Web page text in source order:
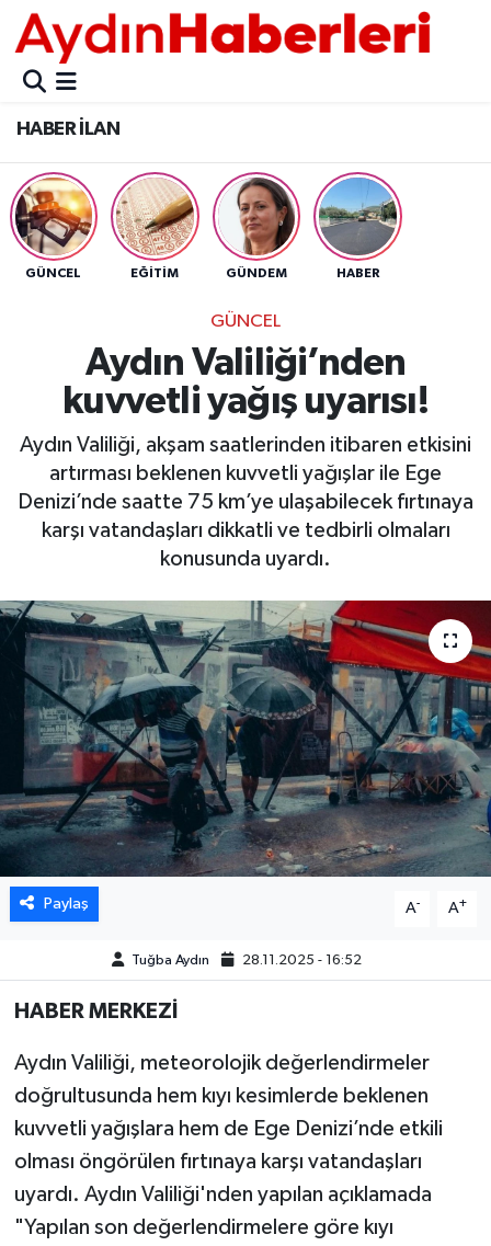
HABER İLAN
GÜNCEL EĞİTİM GÜNDEM HABER
GÜNCEL
Aydın Valiliği’nden
kuvvetli yağış uyarısı!
Aydın Valiliği, akşam saatlerinden itibaren etkisini
artırması beklenen kuvvetli yağışlar ile Ege
Denizi’nde saatte 75 km’ye ulaşabilecek fırtınaya
karşı vatandaşları dikkatli ve tedbirli olmaları
konusunda uyardı.
Paylaş A- A+
Tuğba Aydın 28.11.2025 - 16:52
HABER MERKEZİ
Aydın Valiliği, meteorolojik değerlendirmeler
doğrultusunda hem kıyı kesimlerde beklenen
kuvvetli yağışlara hem de Ege Denizi’nde etkili
olması öngörülen fırtınaya karşı vatandaşları
uyardı. Aydın Valiliği'nden yapılan açıklamada
"Yapılan son değerlendirmelere göre kıyı
GÜNCEL
POLİTİKA
BELEDİYELER
ASAYİŞ
BÜLTEN
ÇEVRE
DIŞ
DÜNYA
EĞİTİM
EKOLOJİ VE ÇEVRE
BİLİM VE TEKNOLOJİ
GENEL
GÜNDEM
HABERDE İNSAN
KÜLTÜR SANAT
ÖZEL HABER
SAĞLIK
ŞİRKET HABERLERİ
Aydın Nöbetçi Eczaneler
Aydın Hava Durumu
Aydin Namaz Vakitleri
Aydın Trafik Yoğunluk Haritası
Süper Lig Puan Durumu ve Fikstür
Tüm Manşetler
Son Dakika Haberleri
Haber Arşivi